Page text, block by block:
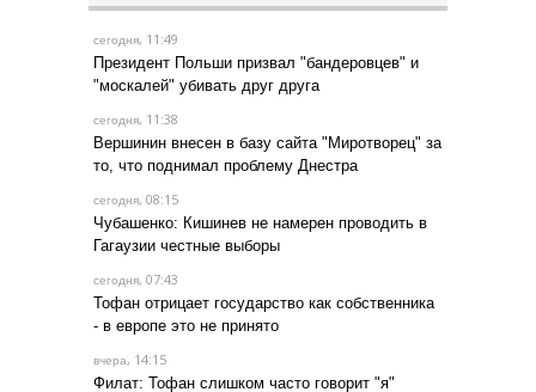
сегодня, 11:49
Президент Польши призвал "бандеровцев" и
"москалей" убивать друг друга
сегодня, 11:38
Вершинин внесен в базу сайта "Миротворец" за
то, что поднимал проблему Днестра
сегодня, 08:15
Чубашенко: Кишинев не намерен проводить в
Гагаузии честные выборы
сегодня, 07:43
Тофан отрицает государство как собственника
- в европе это не принято
вчера, 14:15
Филат: Тофан слишком часто говорит "я"